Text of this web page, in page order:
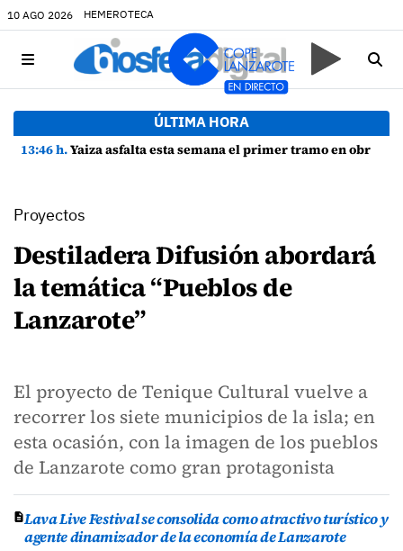
10 AGO 2026 HEMEROTECA
ÚLTIMA HORA
13:46 h.Yaiza asfalta esta semana el primer tramo en obras de la Avenida Papagayo con 65 nuevas plazas de aparcamiento
Proyectos
Destiladera Difusión abordará
la temática “Pueblos de
Lanzarote”
El proyecto de Tenique Cultural vuelve a
recorrer los siete municipios de la isla; en
esta ocasión, con la imagen de los pueblos
de Lanzarote como gran protagonista
Lava Live Festival se consolida como atractivo turístico y
agente dinamizador de la economía de Lanzarote